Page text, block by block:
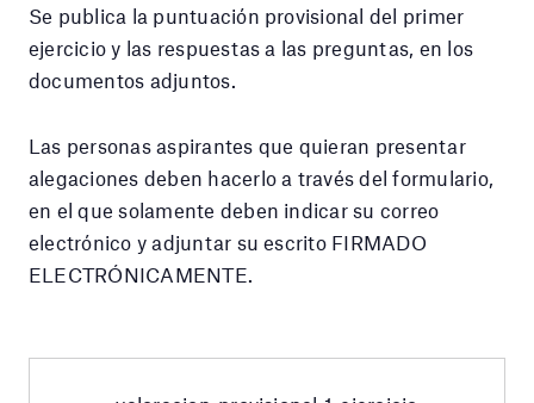
Se publica la puntuación provisional del primer
ejercicio y las respuestas a las preguntas, en los
documentos adjuntos.
Las personas aspirantes que quieran presentar
alegaciones deben hacerlo a través del formulario,
en el que solamente deben indicar su correo
electrónico y adjuntar su escrito FIRMADO
ELECTRÓNICAMENTE.